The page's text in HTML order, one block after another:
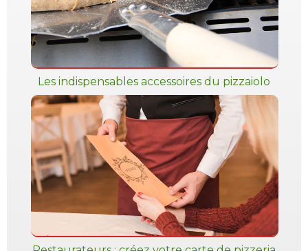
Les indispensables accessoires du pizzaiolo